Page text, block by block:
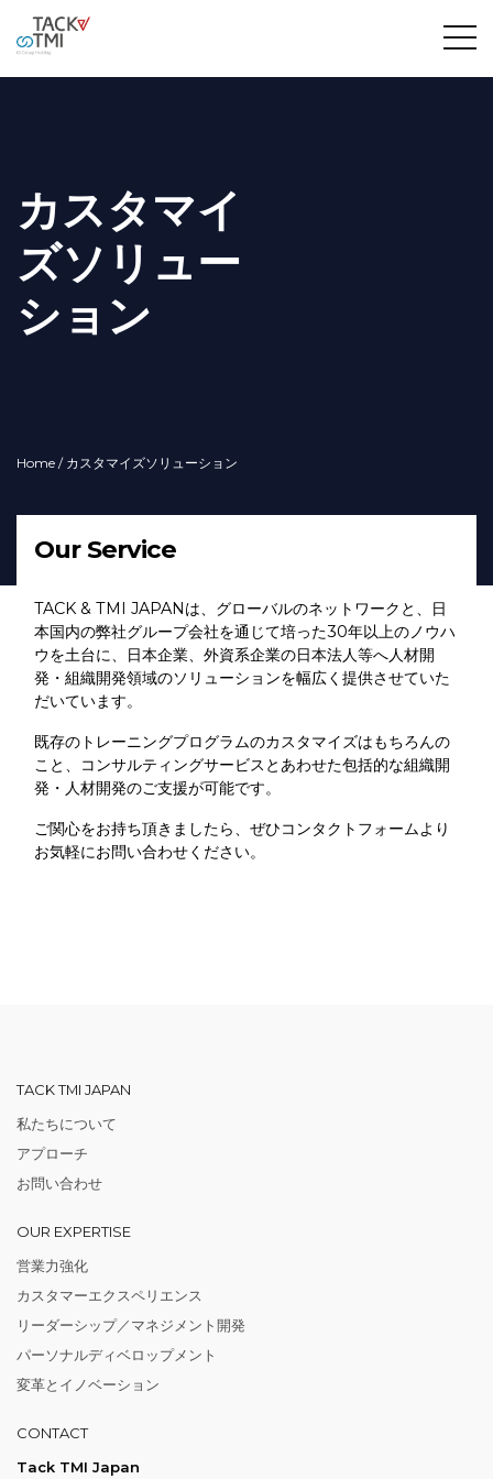
カスタマイ
ズソリュー
ション
Home / カスタマイズソリューション
Our Service
TACK & TMI JAPANは、グローバルのネットワークと、日
本国内の弊社グループ会社を通じて培った30年以上のノウハ
ウを土台に、日本企業、外資系企業の日本法人等へ人材開
発・組織開発領域のソリューションを幅広く提供させていた
だいています。
既存のトレーニングプログラムのカスタマイズはもちろんの
こと、コンサルティングサービスとあわせた包括的な組織開
発・人材開発のご支援が可能です。
ご関心をお持ち頂きましたら、ぜひコンタクトフォームより
お気軽にお問い合わせください。
TACK TMI JAPAN
私たちについて
アプローチ
お問い合わせ
OUR EXPERTISE
営業力強化
カスタマーエクスペリエンス
リーダーシップ／マネジメント開発
パーソナルディベロップメント
変革とイノベーション
CONTACT
Tack TMI Japan